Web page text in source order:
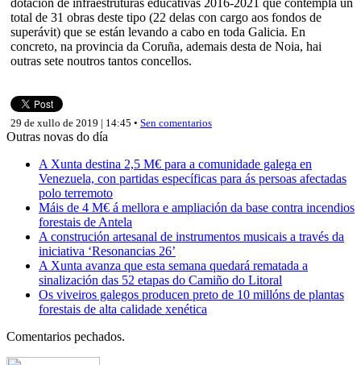
total de 31 obras deste tipo (22 delas con cargo aos fondos de
superávit) que se están levando a cabo en toda Galicia. En
concreto, na provincia da Coruña, ademais desta de Noia, hai
outras sete noutros tantos concellos.
29 de xullo de 2019 | 14:45 • Sen comentarios
Outras novas do día
A Xunta destina 2,5 M€ para a comunidade galega en
Venezuela, con partidas específicas para ás persoas afectadas
polo terremoto
Máis de 4 M€ á mellora e ampliación da base contra incendios
forestais de Antela
A construción artesanal de instrumentos musicais a través da
iniciativa ‘Resonancias 26’
A Xunta avanza que esta semana quedará rematada a
sinalización das 52 etapas do Camiño do Litoral
Os viveiros galegos producen preto de 10 millóns de plantas
forestais de alta calidade xenética
Comentarios pechados.